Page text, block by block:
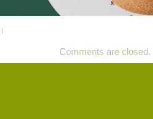
|
Comments are closed.